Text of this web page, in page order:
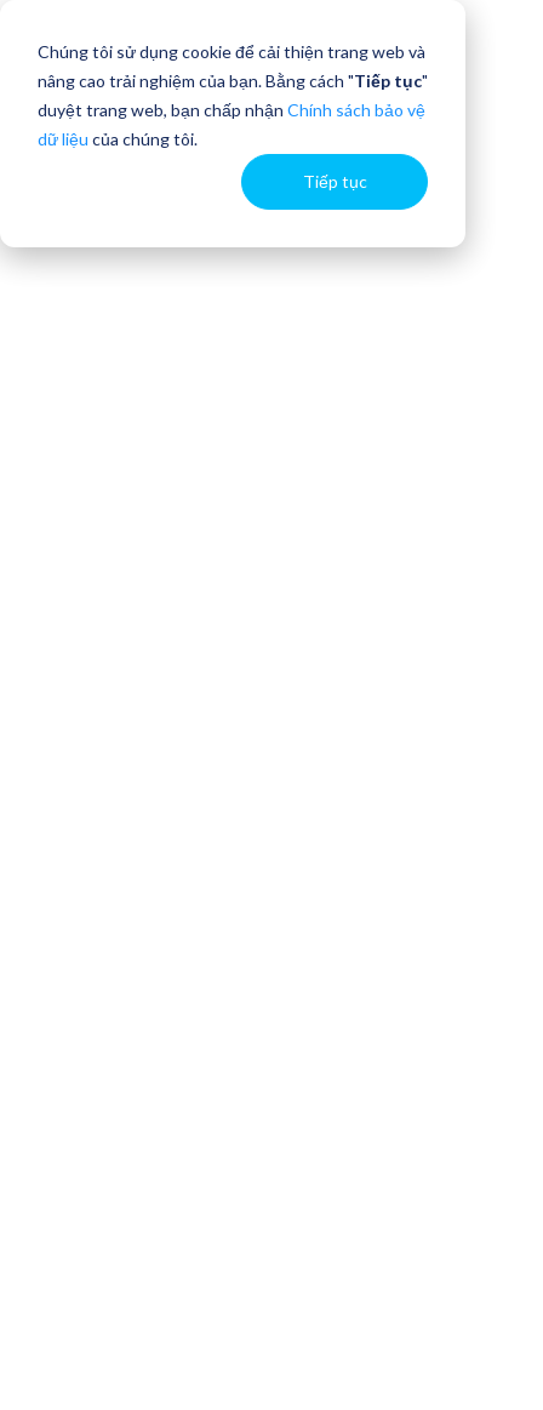
Chúng tôi sử dụng cookie để cải thiện trang web và
nâng cao trải nghiệm của bạn. Bằng cách "Tiếp tục"
duyệt trang web, bạn chấp nhận Chính sách bảo vệ
dữ liệu của chúng tôi.
Tiếp tục